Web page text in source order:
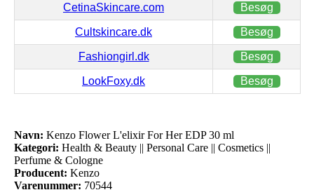
CetinaSkincare.com Besøg
Cultskincare.dk Besøg
Fashiongirl.dk Besøg
LookFoxy.dk Besøg
Navn: Kenzo Flower L'elixir For Her EDP 30 ml
Kategori: Health & Beauty || Personal Care || Cosmetics ||
Perfume & Cologne
Producent: Kenzo
Varenummer: 70544